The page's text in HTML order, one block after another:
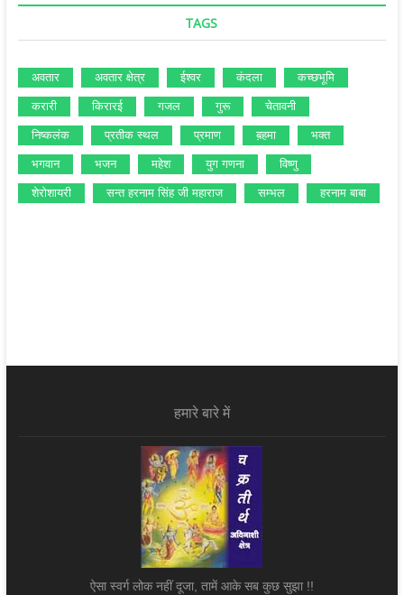
TAGS
अवतार अवतार क्षेत्र ईश्‍वर कंदला कच्‍छभूमि
करारी किरारई गजल गुरू चेतावनी
निष्‍कलंक प्रतीक स्‍थल प्रमाण ब़हमा भक्‍त
भगवान भजन महेश युग गणना विष्‍णु
शेरोशायरी सन्‍त हरनाम सिंह जी महाराज सम्‍भल हरनाम बाबा
हमारे बारे में
ऐसा स्वर्ग लोक नहीं दूजा, तामें आके सब कुछ सुझा !!